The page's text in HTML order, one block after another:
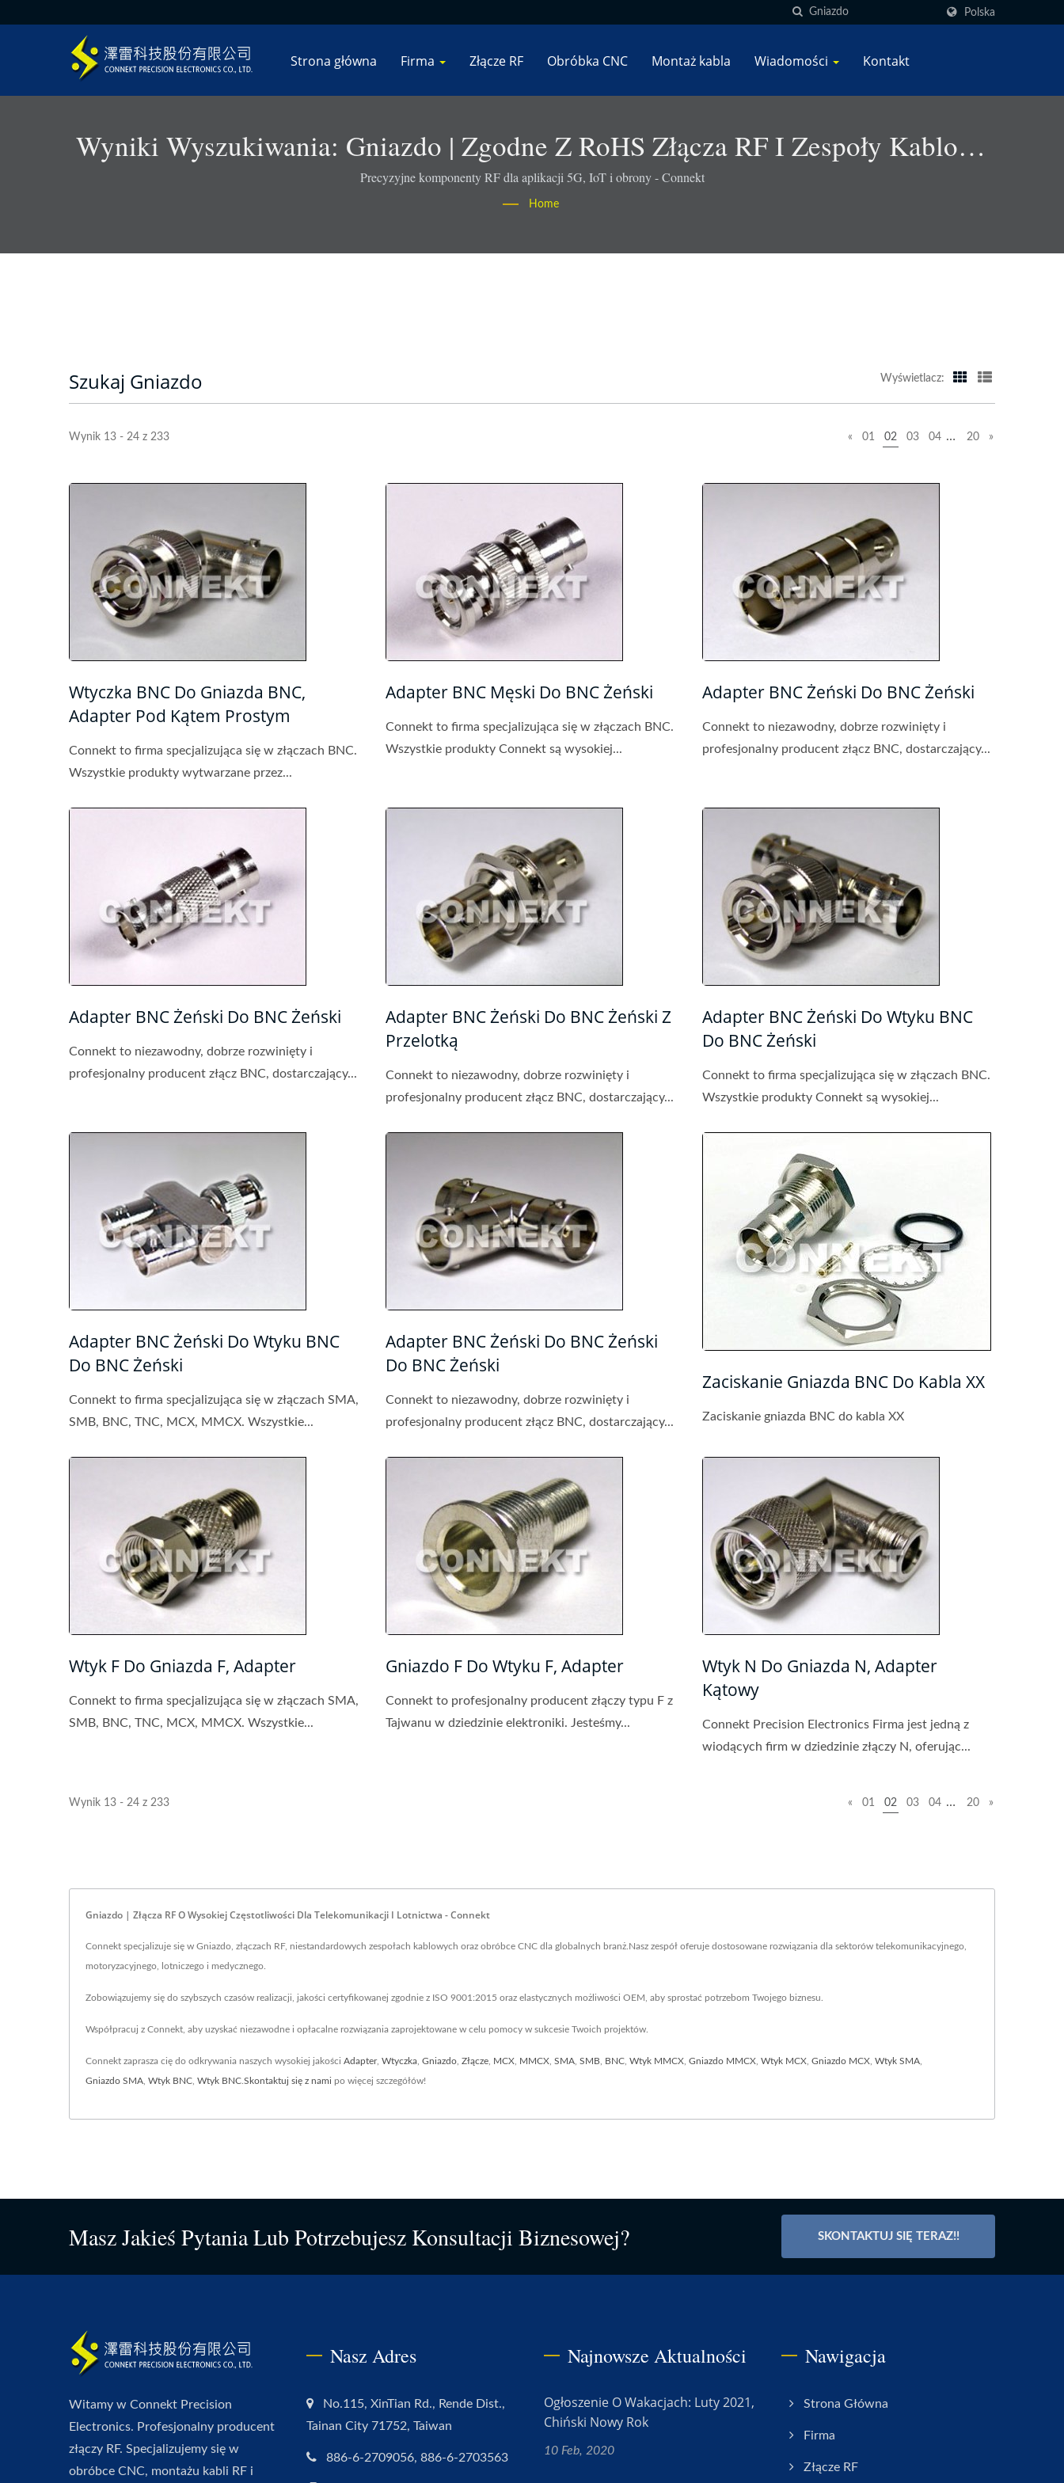
Polska
Strona główna Firma Złącze RF Obróbka CNC Montaż kabla Wiadomości Kontakt
Wyniki Wyszukiwania: Gniazdo | Zgodne Z RoHS Złącza RF I Zespoły Kablowe
- Connekt
Precyzyjne komponenty RF dla aplikacji 5G, IoT i obrony - Connekt
Home
Szukaj Gniazdo Wyświetlacz:
Wynik 13 - 24 z 233 « 01 02 03 04 … 20 »
Wtyczka BNC Do Gniazda BNC,
Adapter Pod Kątem Prostym
Connekt to firma specjalizująca się w złączach BNC.
Wszystkie produkty wytwarzane przez...
Adapter BNC Męski Do BNC Żeński
Connekt to firma specjalizująca się w złączach BNC.
Wszystkie produkty Connekt są wysokiej...
Adapter BNC Żeński Do BNC Żeński
Connekt to niezawodny, dobrze rozwinięty i
profesjonalny producent złącz BNC, dostarczający...
Adapter BNC Żeński Do BNC Żeński
Connekt to niezawodny, dobrze rozwinięty i
profesjonalny producent złącz BNC, dostarczający...
Adapter BNC Żeński Do BNC Żeński Z
Przelotką
Connekt to niezawodny, dobrze rozwinięty i
profesjonalny producent złącz BNC, dostarczający...
Adapter BNC Żeński Do Wtyku BNC
Do BNC Żeński
Connekt to firma specjalizująca się w złączach BNC.
Wszystkie produkty Connekt są wysokiej...
Adapter BNC Żeński Do Wtyku BNC
Do BNC Żeński
Connekt to firma specjalizująca się w złączach SMA,
SMB, BNC, TNC, MCX, MMCX. Wszystkie...
Adapter BNC Żeński Do BNC Żeński
Do BNC Żeński
Connekt to niezawodny, dobrze rozwinięty i
profesjonalny producent złącz BNC, dostarczający...
Zaciskanie Gniazda BNC Do Kabla XX
Zaciskanie gniazda BNC do kabla XX
Wtyk F Do Gniazda F, Adapter
Connekt to firma specjalizująca się w złączach SMA,
SMB, BNC, TNC, MCX, MMCX. Wszystkie...
Gniazdo F Do Wtyku F, Adapter
Connekt to profesjonalny producent złączy typu F z
Tajwanu w dziedzinie elektroniki. Jesteśmy...
Wtyk N Do Gniazda N, Adapter
Kątowy
Connekt Precision Electronics Firma jest jedną z
wiodących firm w dziedzinie złączy N, oferując...
Wynik 13 - 24 z 233 « 01 02 03 04 … 20 »
Gniazdo | Złącza RF O Wysokiej Częstotliwości Dla Telekomunikacji I Lotnictwa - Connekt
Connekt specjalizuje się w Gniazdo, złączach RF, niestandardowych zespołach kablowych oraz obróbce CNC dla globalnych branż.Nasz zespół oferuje dostosowane rozwiązania dla sektorów telekomunikacyjnego,
motoryzacyjnego, lotniczego i medycznego.
Zobowiązujemy się do szybszych czasów realizacji, jakości certyfikowanej zgodnie z ISO 9001:2015 oraz elastycznych możliwości OEM, aby sprostać potrzebom Twojego biznesu.
Współpracuj z Connekt, aby uzyskać niezawodne i opłacalne rozwiązania zaprojektowane w celu pomocy w sukcesie Twoich projektów.
Connekt zaprasza cię do odkrywania naszych wysokiej jakości Adapter, Wtyczka Gniazdo Złącze MCX MMCX SMA SMB BNC Wtyk MMCX Gniazdo MMCX Wtyk MCX Gniazdo MCX Wtyk SMA
Gniazdo SMA Wtyk BNC Wtyk BNC Skontaktuj się z nami po więcej szczegółów!
Masz Jakieś Pytania Lub Potrzebujesz Konsultacji Biznesowej? SKONTAKTUJ SIĘ TERAZ!!
Witamy w Connekt Precision
Electronics. Profesjonalny producent
złączy RF. Specjalizujemy się w
obróbce CNC, montażu kabli RF i
Nasz Adres
No.115, XinTian Rd., Rende Dist.,
Tainan City 71752, Taiwan
886-6-2709056, 886-6-2703563
Najnowsze Aktualności
Ogłoszenie O Wakacjach: Luty 2021,
Chiński Nowy Rok
10 Feb, 2020
Nawigacja
Strona Główna
Firma
Złącze RF